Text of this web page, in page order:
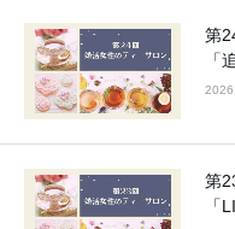
第
「
第
「